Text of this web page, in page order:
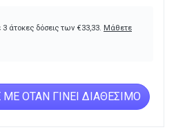
άτοκες δόσεις των €33,33 Μάθετε
ΜΕ ΌΤΑΝ ΓΊΝΕΙ ΔΙΑΘΈΣΙΜΟ